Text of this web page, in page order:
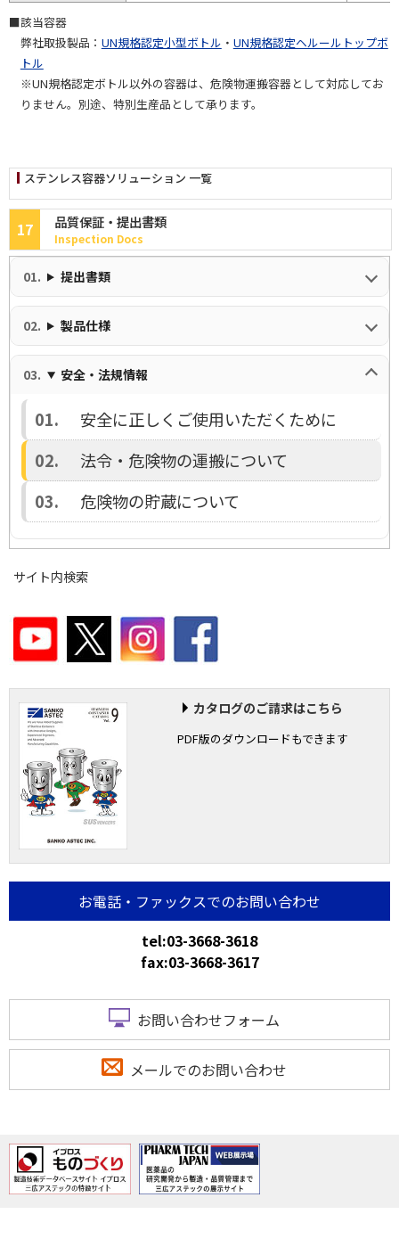
■該当容器
弊社取扱製品： UN規格認定小型ボトル ・ UN規格認定ヘルールトップボ
トル
※UN規格認定ボトル以外の容器は、危険物運搬容器として対応してお
りません。別途、特別生産品として承ります。
ステンレス容器ソリューション 一覧
品質保証・提出書類
Inspection Docs
17
提出書類
製品仕様
安全・法規情報
安全に正しくご使用いただくために
法令・危険物の運搬について
危険物の貯蔵について
サイト内検索
カタログのご請求はこちら
PDF版のダウンロードもできます
お電話・ファックスでのお問い合わせ
tel:03-3668-3618
fax:03-3668-3617
お問い合わせフォーム
メールでのお問い合わせ